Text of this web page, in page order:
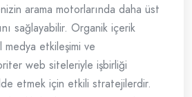
arama motorlarında daha üst
sağlayabilir. Organik içerik
medya etkileşimi ve
web siteleriyle işbirliği
etmek için etkili stratejilerdir.